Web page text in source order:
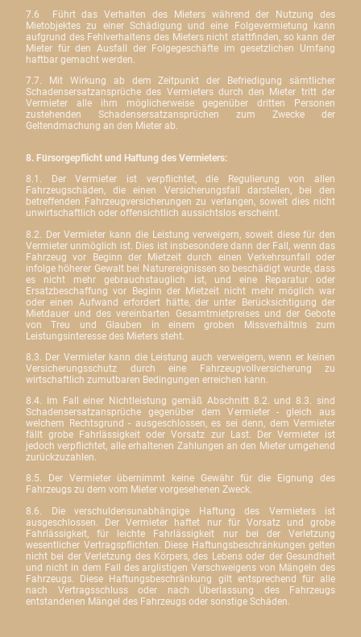
7.6
Führt das Verhalten des Mieters während der Nutzung des
Mietobjektes zu einer Schädigung und eine Folgevermietung kann
aufgrund des Fehlverhaltens des Mieters nicht stattfinden, so kann der
Mieter für den Ausfall der Folgegeschäfte im gesetzlichen Umfang
haftbar gemacht werden.
7.7. Mit Wirkung ab dem Zeitpunkt der Befriedigung sämtlicher
Schadensersatzansprüche des Vermieters durch den Mieter tritt der
Vermieter alle ihm möglicherweise gegenüber dritten Personen
zustehenden Schadensersatzansprüchen zum Zwecke der
Geltendmachung an den Mieter ab.
8. Fürsorgepflicht und Haftung des Vermieters:
8.1. Der Vermieter ist verpflichtet, die Regulierung von allen
Fahrzeugschäden, die einen Versicherungsfall darstellen, bei den
betreffenden Fahrzeugversicherungen zu verlangen, soweit dies nicht
unwirtschaftlich oder offensichtlich aussichtslos erscheint.
8.2. Der Vermieter kann die Leistung verweigern, soweit diese für den
Vermieter unmöglich ist. Dies ist insbesondere dann der Fall, wenn das
Fahrzeug vor Beginn der Mietzeit durch einen Verkehrsunfall oder
infolge höherer Gewalt bei Naturereignissen so beschädigt wurde, dass
es nicht mehr gebrauchstauglich ist, und eine Reparatur oder
Ersatzbeschaffung vor Beginn der Mietzeit nicht mehr möglich war
oder einen Aufwand erfordert hätte, der unter Berücksichtigung der
Mietdauer und des vereinbarten Gesamtmietpreises und der Gebote
von Treu und Glauben in einem groben Missverhältnis zum
Leistungsinteresse des Mieters steht.
8.3. Der Vermieter kann die Leistung auch verweigern, wenn er keinen
Versicherungsschutz durch eine Fahrzeugvollversicherung zu
wirtschaftlich zumutbaren Bedingungen erreichen kann.
8.4. Im Fall einer Nichtleistung gemäß Abschnitt 8.2. und 8.3. sind
Schadensersatzansprüche gegenüber dem Vermieter - gleich aus
welchem Rechtsgrund - ausgeschlossen, es sei denn, dem Vermieter
fällt grobe Fahrlässigkeit oder Vorsatz zur Last. Der Vermieter ist
jedoch verpflichtet, alle erhaltenen Zahlungen an den Mieter umgehend
zurückzuzahlen.
8.5. Der Vermieter übernimmt keine Gewähr für die Eignung des
Fahrzeugs zu dem vom Mieter vorgesehenen Zweck.
8.6. Die verschuldensunabhängige Haftung des Vermieters ist
ausgeschlossen. Der Vermieter haftet nur für Vorsatz und grobe
Fahrlässigkeit, für leichte Fahrlässigkeit nur bei der Verletzung
wesentlicher Vertragspflichten. Diese Haftungsbeschränkungen gelten
nicht bei der Verletzung des Körpers, des Lebens oder der Gesundheit
und nicht in dem Fall des arglistigen Verschweigens von Mängeln des
Fahrzeugs. Diese Haftungsbeschränkung gilt entsprechend für alle
nach Vertragsschluss oder nach
Überlassung des Fahrzeugs
entstandenen Mängel des Fahrzeugs oder sonstige Schäden.